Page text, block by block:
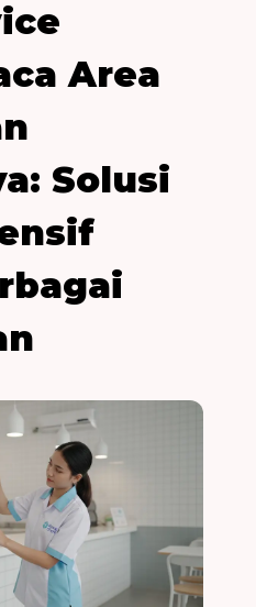
Area
Solusi